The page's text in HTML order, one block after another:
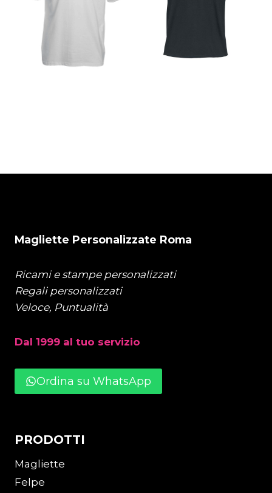
Magliette Personalizzate Roma
Ricami e stampe personalizzati
Regali personalizzati
Veloce, Puntualità
Dal 1999 al tuo servizio
Ordina su WhatsApp
PRODOTTI
Magliette
Felpe